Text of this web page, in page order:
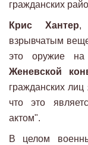
гражданских
Крис Хантер,
взрывчатым
это оружие на
Женевской
гражданских
что это
актом".
В целом